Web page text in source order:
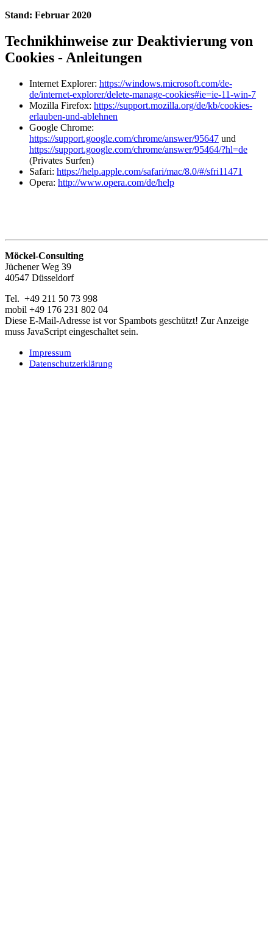
Stand: Februar 2020
Technikhinweise zur Deaktivierung von
Cookies - Anleitungen
Internet Explorer: https://windows.microsoft.com/de-
de/internet-explorer/delete-manage-cookies#ie=ie-11-win-7
Mozilla Firefox: https://support.mozilla.org/de/kb/cookies-
erlauben-und-ablehnen
Google Chrome:
https://support.google.com/chrome/answer/95647 und
https://support.google.com/chrome/answer/95464/?hl=de
(Privates Surfen)
Safari: https://help.apple.com/safari/mac/8.0/#/sfri11471
Opera: http://www.opera.com/de/help
Möckel-Consulting
Jüchener Weg 39
40547 Düsseldorf
Tel. +49 211 50 73 998
mobil +49 176 231 802 04
Diese E-Mail-Adresse ist vor Spambots geschützt! Zur Anzeige
muss JavaScript eingeschaltet sein.
Impressum
Datenschutzerklärung